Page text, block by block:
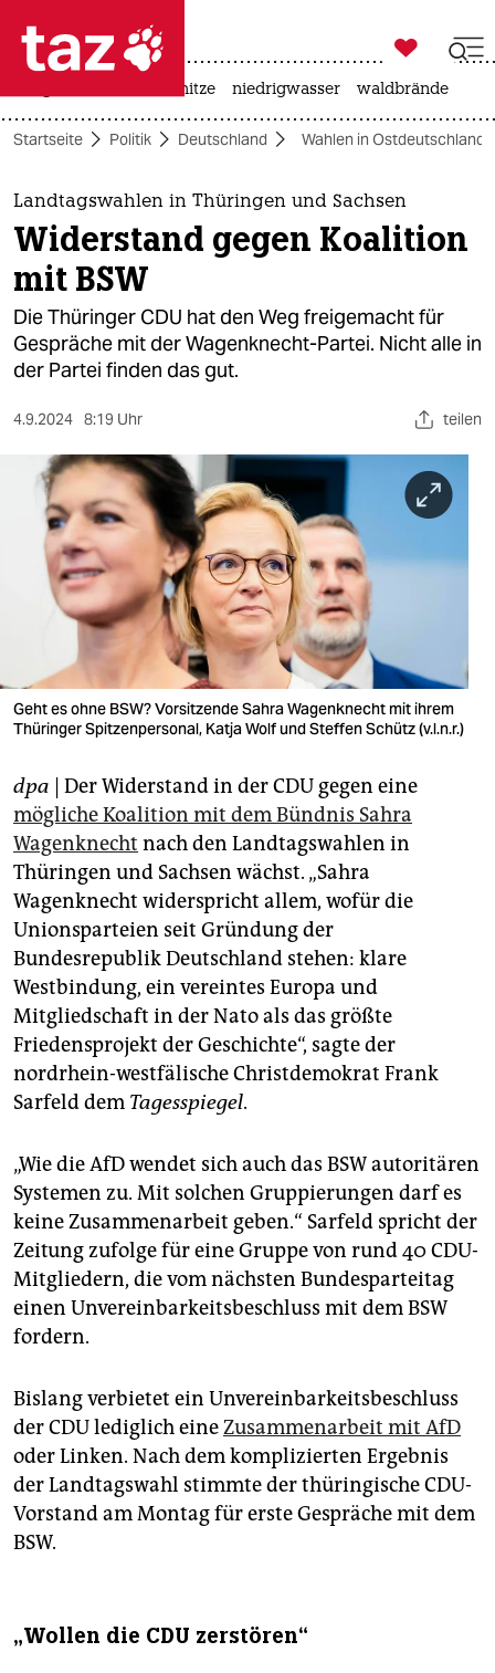
 taz zahl ich
taz zahl ich
themen
politik
öko
gesellschaft
sport
berlin
nord
wahrheit
verlag
veranstaltungen
shop
fragen & hilfe
unterstützen
abo
genossenschaft
epaper login

taz zahl ich
hitze niedrigwasser waldbrände
Startseite Politik Deutschland Wahlen in Ostdeutschland
Landtagswahlen in Thüringen und Sachsen
Widerstand gegen Koalition
mit BSW
Die Thüringer CDU hat den Weg freigemacht für
Gespräche mit der Wagenknecht-Partei. Nicht alle in
der Partei finden das gut.
4.9.2024 8:19 Uhr teilen
Geht es ohne BSW? Vorsitzende Sahra Wagenknecht mit ihrem
Thüringer Spitzenpersonal, Katja Wolf und Steffen Schütz (v.l.n.r.)
dpa | Der Widerstand in der CDU gegen eine
mögliche Koalition mit dem Bündnis Sahra
Wagenknecht nach den Landtagswahlen in
Thüringen und Sachsen wächst. „Sahra
Wagenknecht widerspricht allem, wofür die
Unionsparteien seit Gründung der
Bundesrepublik Deutschland stehen: klare
Westbindung, ein vereintes Europa und
Mitgliedschaft in der Nato als das größte
Friedensprojekt der Geschichte“, sagte der
nordrhein-westfälische Christdemokrat Frank
Sarfeld dem Tagesspiegel.
„Wie die AfD wendet sich auch das BSW autoritären
Systemen zu. Mit solchen Gruppierungen darf es
keine Zusammenarbeit geben.“ Sarfeld spricht der
Zeitung zufolge für eine Gruppe von rund 40 CDU-
Mitgliedern, die vom nächsten Bundesparteitag
einen Unvereinbarkeitsbeschluss mit dem BSW
fordern.
Bislang verbietet ein Unvereinbarkeitsbeschluss
der CDU lediglich eineZusammenarbeit mit AfD
oder Linken. Nach dem komplizierten Ergebnis
der Landtagswahl stimmte der thüringische CDU-
Vorstand am Montag für erste Gespräche mit dem
BSW.
„Wollen die CDU zerstören“